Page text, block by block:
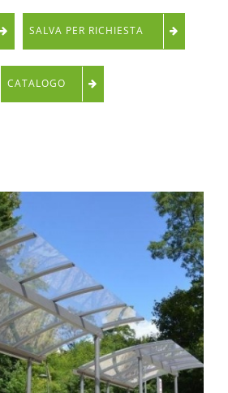
SALVA PER RICHIESTA
CATALOGO